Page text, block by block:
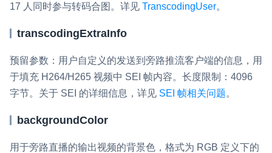
17 人同时参与转码合图。详见 TranscodingUser。
transcodingExtraInfo
预留参数：用户自定义的发送到旁路推流客户端的信息，用
于填充 H264/H265 视频中 SEI 帧内容。长度限制：4096
字节。关于 SEI 的详细信息，详见 SEI 帧相关问题。
backgroundColor
用于旁路直播的输出视频的背景色，格式为 RGB 定义下的